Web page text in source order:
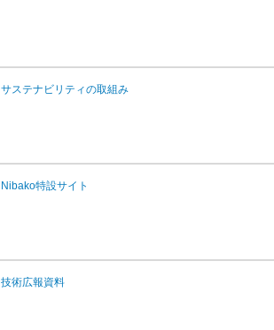
サステナビリティの取組み
Nibako特設サイト
技術広報資料